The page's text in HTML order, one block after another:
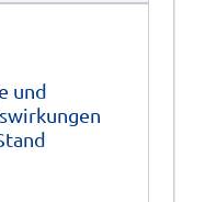
und